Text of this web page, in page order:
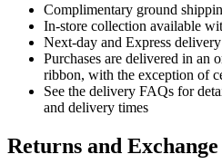
Complimentary ground
In-store collection available
Next-day and Express
Purchases are delivered in an
ribbon, with the exception of
See the delivery FAQs for
and delivery times
Returns and Exchange